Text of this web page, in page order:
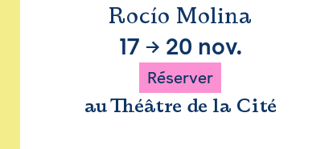
Rocío Molina
17 → 20 nov.
Réserver
au Théâtre de la Cité